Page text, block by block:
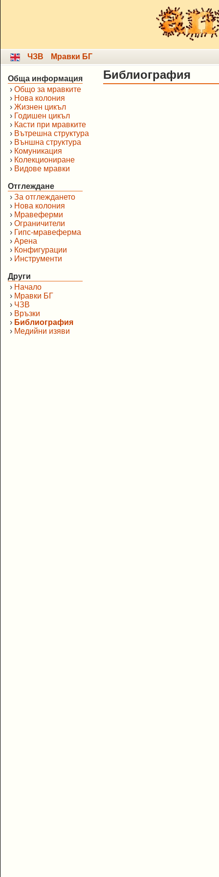
ЧЗВ Мравки БГ
Обща информация
› Общо за мравките
› Нова колония
› Жизнен цикъл
› Годишен цикъл
› Касти при мравките
› Вътрешна структура
› Външна структура
› Комуникация
› Колекциониране
› Видове мравки
Отглеждане
› За отглеждането
› Нова колония
› Мравеферми
› Ограничители
› Гипс-мравеферма
› Арена
› Конфигурации
› Инструменти
Други
› Начало
› Мравки БГ
› ЧЗВ
› Връзки
› Библиография
› Медийни изяви
Библиография